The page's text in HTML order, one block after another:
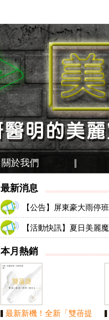
關於我們
最新消息
【公告】屏東豪大雨停
【活動快訊】夏日美麗
本月熱銷
最新新機！全新「雙蓓提